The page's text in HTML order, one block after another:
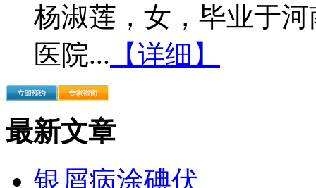
杨淑莲，女，毕业于
医院... 【详细】
最新文章
银屑病涂碘伏